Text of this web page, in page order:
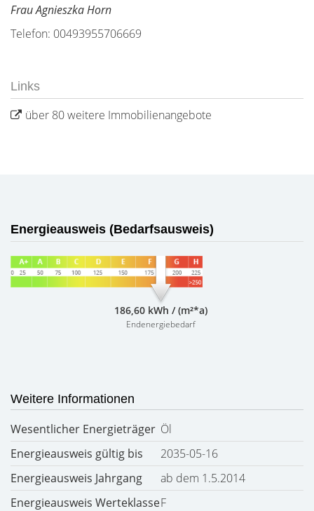
Frau Agnieszka Horn
Telefon: 00493955706669
Links
über 80 weitere Immobilienangebote
Energieausweis (Bedarfsausweis)
186,60 kWh / (m²*a)
Endenergiebedarf
Weitere Informationen
Wesentlicher Energieträger Öl
Energieausweis gültig bis
2035-05-16
Energieausweis Jahrgang
ab dem 1.5.2014
Energieausweis WerteklasseF